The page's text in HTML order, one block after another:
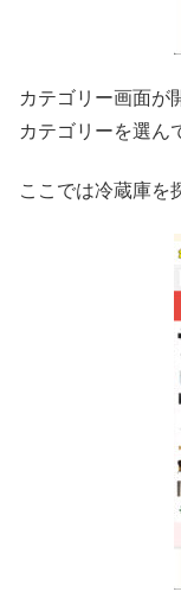
カテゴリー画面が
カテゴリーを選ん
ここでは冷蔵庫を